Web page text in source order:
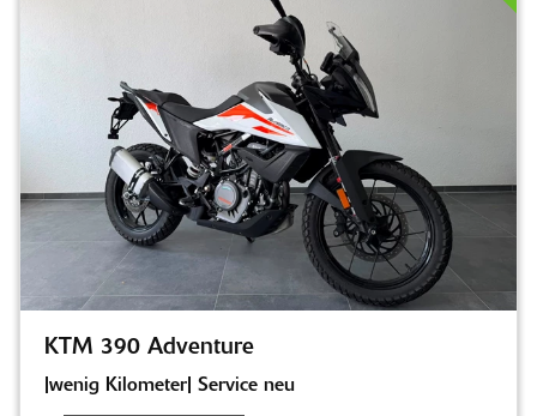
KTM 390 Adventure
|wenig Kilometer| Service neu